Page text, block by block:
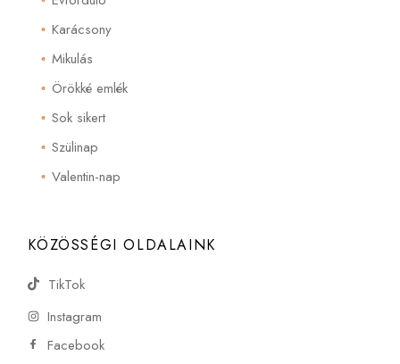
Karácsony
Mikulás
Örökké emlék
Sok sikert
Szülinap
Valentin-nap
KÖZÖSSÉGI OLDALAINK
TikTok
Instagram
Facebook